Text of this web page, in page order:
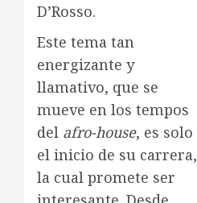
D’Rosso.
Este tema tan
energizante y
llamativo, que se
mueve en los tempos
del afro-house, es solo
el inicio de su carrera,
la cual promete ser